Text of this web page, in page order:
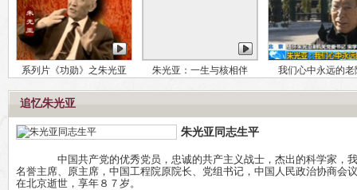
系列片《功勋》之朱光亚 朱光亚：一生与核相伴 我们心中永远的老
追忆朱光亚
朱光亚同志生平
中国共产党的优秀党员，忠诚的共产主义战士，杰出的科学家，我
名誉主席、原主席，中国工程院原院长、党组书记，中国人民政治协商
在北京逝世，享年８７岁。